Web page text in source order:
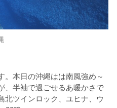
。本日の沖縄はは南風強め～
、半袖で過ごせるあ暖かさで
北ツインロック、ユヒナ、ウ